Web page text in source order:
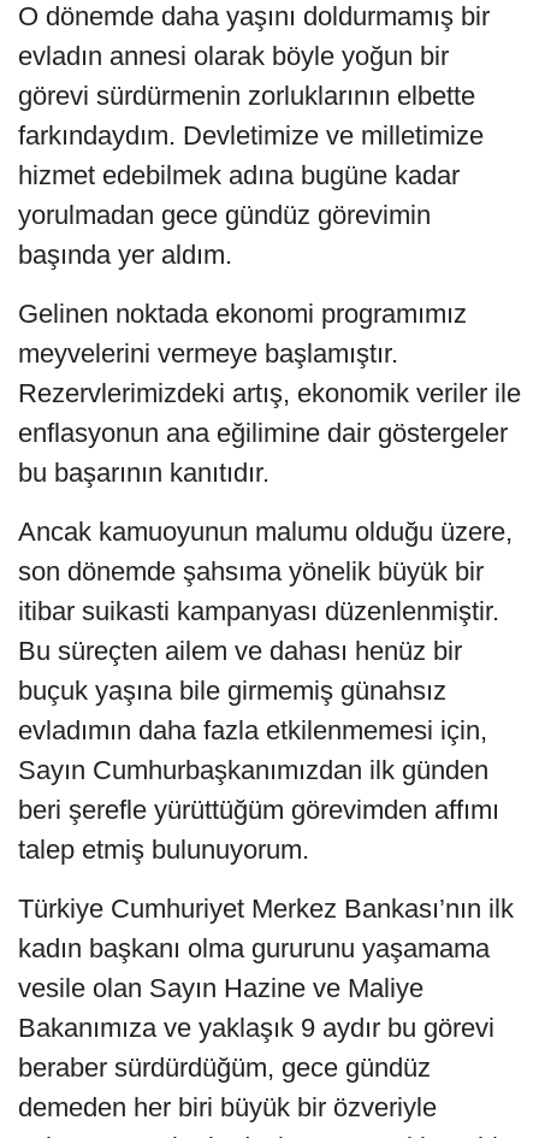
O dönemde daha yaşını doldurmamış bir
evladın annesi olarak böyle yoğun bir
görevi sürdürmenin zorluklarının elbette
farkındaydım. Devletimize ve milletimize
hizmet edebilmek adına bugüne kadar
yorulmadan gece gündüz görevimin
başında yer aldım.
Gelinen noktada ekonomi programımız
meyvelerini vermeye başlamıştır.
Rezervlerimizdeki artış, ekonomik veriler ile
enflasyonun ana eğilimine dair göstergeler
bu başarının kanıtıdır.
Ancak kamuoyunun malumu olduğu üzere,
son dönemde şahsıma yönelik büyük bir
itibar suikasti kampanyası düzenlenmiştir.
Bu süreçten ailem ve dahası henüz bir
buçuk yaşına bile girmemiş günahsız
evladımın daha fazla etkilenmemesi için,
Sayın Cumhurbaşkanımızdan ilk günden
beri şerefle yürüttüğüm görevimden affımı
talep etmiş bulunuyorum.
Türkiye Cumhuriyet Merkez Bankası’nın ilk
kadın başkanı olma gururunu yaşamama
vesile olan Sayın Hazine ve Maliye
Bakanımıza ve yaklaşık 9 aydır bu görevi
beraber sürdürdüğüm, gece gündüz
demeden her biri büyük bir özveriyle